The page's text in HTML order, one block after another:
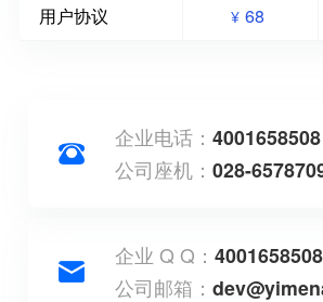
用户协议
¥ 68
企业电话：4001658508
公司座机：028-
企业 Q Q：4001658508
公司邮箱：